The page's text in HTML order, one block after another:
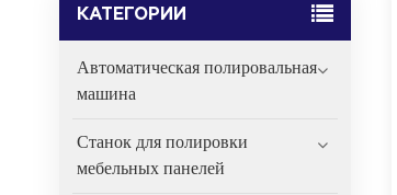
КАТЕГОРИИ
Автоматическая полировальная
машина
Станок для полировки
мебельных панелей